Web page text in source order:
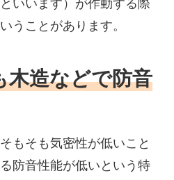
いいます）が作動する際
うことがあります。
木造などで防音
もそも気密性が低いこと
防音性能が低いという特